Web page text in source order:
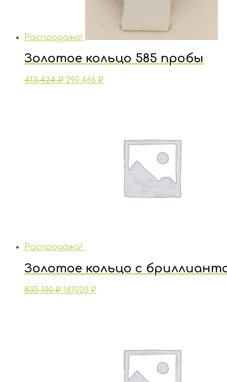
Распродажа!
Золотое кольцо 585 пробы
413,424₽ 290,466 ₽
Распродажа!
Золотое кольцо с
835,100₽ 167,020 ₽